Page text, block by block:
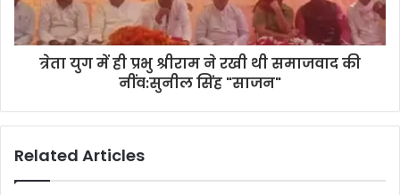
त्रेता युग में ही प्रभु श्रीराम ने रखी थी समाजवाद की
नींव:सुनील सिंह "साजन"
Related Articles